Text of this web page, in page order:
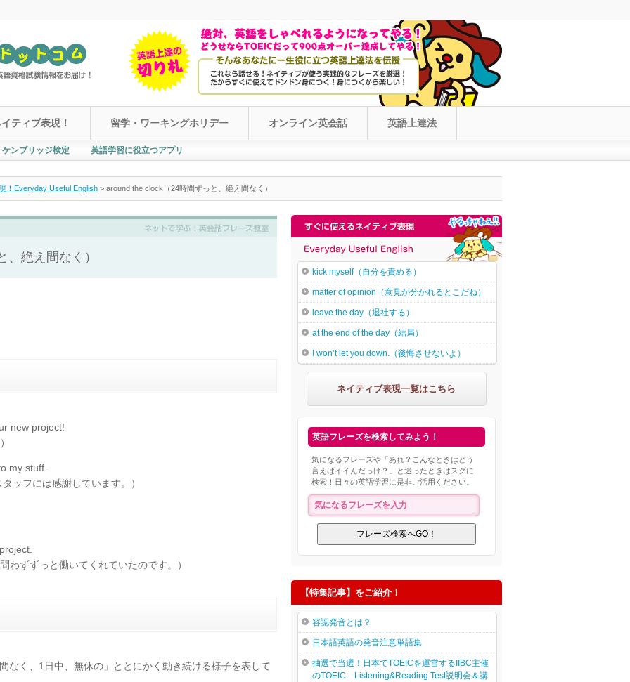
ティブ表現！ 留学・ワーキングホリデー オンライン英会話 英語上達法
ケンブリッジ検定 英語学習に役立つアプリ
！Everyday Useful English > around the clock（24時間ずっと、絶え間なく）
絶え間なく）
new project!
my stuff.
ッフには感謝しています。）
わずずっと働いてくれていたのです。）
なく、1日中、無休の」ととにかく動き続ける様子を表して
kick myself（自分を責める）
matter of opinion（意見が分かれるとこだね）
leave the day（退社する）
at the end of the day（結局）
I won’t let you down.（後悔させないよ）
ネイティブ表現一覧はこちら
英語フレーズを検索してみよう！
気になるフレーズや「あれ？こんなときはどう
言えばイイんだっけ？」と迷ったときはスグに
検索！日々の英語学習に是非ご活用ください。
【特集記事】をご紹介！
容認発音とは？
日本語英語の発音注意単語集
抽選で当選！日本でTOEICを運営するIIBC主催
のTOEIC Listening&Reading Test説明会＆講